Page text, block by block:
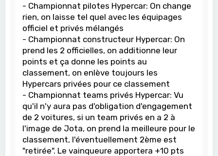
- Championnat pilotes Hypercar: On change
rien, on laisse tel quel avec les équipages
officiel et privés mélangés
- Championnat constructeur Hypercar: On
prend les 2 officielles, on additionne leur
points et ça donne les points au
classement, on enlève toujours les
Hypercars privées pour ce classement
- Championnat teams privés Hypercar: Vu
qu'il n'y aura pas d'obligation d'engagement
de 2 voitures, si un team privés en a 2 à
l'image de Jota, on prend la meilleure pour le
classement, l'éventuellement 2ème est
"retirée". Le vainqueure apportera +10 pts